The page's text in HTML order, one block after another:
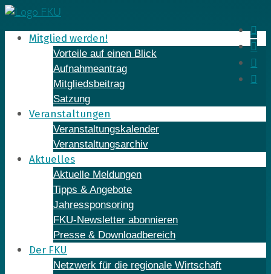
Skip
to
contentMitglied werden!
Vorteile auf einen Blick
Aufnahmeantrag
Mitgliedsbeitrag
Satzung
Veranstaltungen
Veranstaltungskalender
Veranstaltungsarchiv
Aktuelles
Aktuelle Meldungen
Tipps & Angebote
Jahressponsoring
FKU-Newsletter abonnieren
Presse & Downloadbereich
Der FKU
Netzwerk für die regionale Wirtschaft